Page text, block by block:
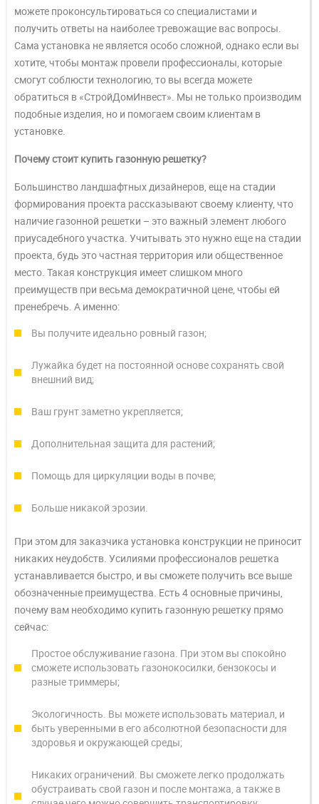
можете проконсультироваться со специалистами и
получить ответы на наиболее тревожащие вас вопросы.
Сама установка не является особо сложной, однако если вы
хотите, чтобы монтаж провели профессионалы, которые
смогут соблюсти технологию, то вы всегда можете
обратиться в «СтройДомИнвест». Мы не только производим
подобные изделия, но и помогаем своим клиентам в
установке.
Почему стоит купить газонную решетку?
Большинство ландшафтных дизайнеров, еще на стадии
формирования проекта рассказывают своему клиенту, что
наличие газонной решетки – это важный элемент любого
приусадебного участка. Учитывать это нужно еще на стадии
проекта, будь это частная территория или общественное
место. Такая конструкция имеет слишком много
преимуществ при весьма демократичной цене, чтобы ей
пренебречь. А именно:
Вы получите идеально ровный газон;
Лужайка будет на постоянной основе сохранять свой
внешний вид;
Ваш грунт заметно укрепляется;
Дополнительная защита для растений;
Помощь для циркуляции воды в почве;
Больше никакой эрозии.
При этом для заказчика установка конструкции не приносит
никаких неудобств. Усилиями профессионалов решетка
устанавливается быстро, и вы сможете получить все выше
обозначенные преимущества. Есть 4 основные причины,
почему вам необходимо купить газонную решетку прямо
сейчас:
Простое обслуживание газона. При этом вы спокойно
сможете использовать газонокосилки, бензокосы и
разные триммеры;
Экологичность. Вы можете использовать материал, и
быть уверенными в его абсолютной безопасности для
здоровья и окружающей среды;
Никаких ограничений. Вы сможете легко продолжать
обустраивать свой газон и после монтажа, а также в